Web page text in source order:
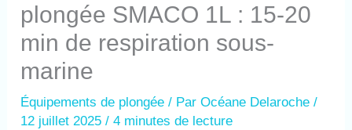
plongée SMACO 1L : 15-20
min de respiration sous-
marine
Équipements de plongée / ParOcéane Delaroche/
12 juillet 2025/4 minutes de lecture